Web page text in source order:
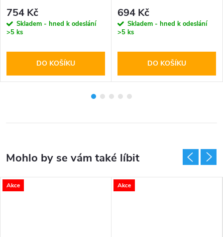
754 Kč
Skladem - hned k odeslání
>5 ks
DO KOŠÍKU
Gray
694 Kč
Skladem - hned k odeslání
>5 ks
DO KOŠÍKU
Akce Akce